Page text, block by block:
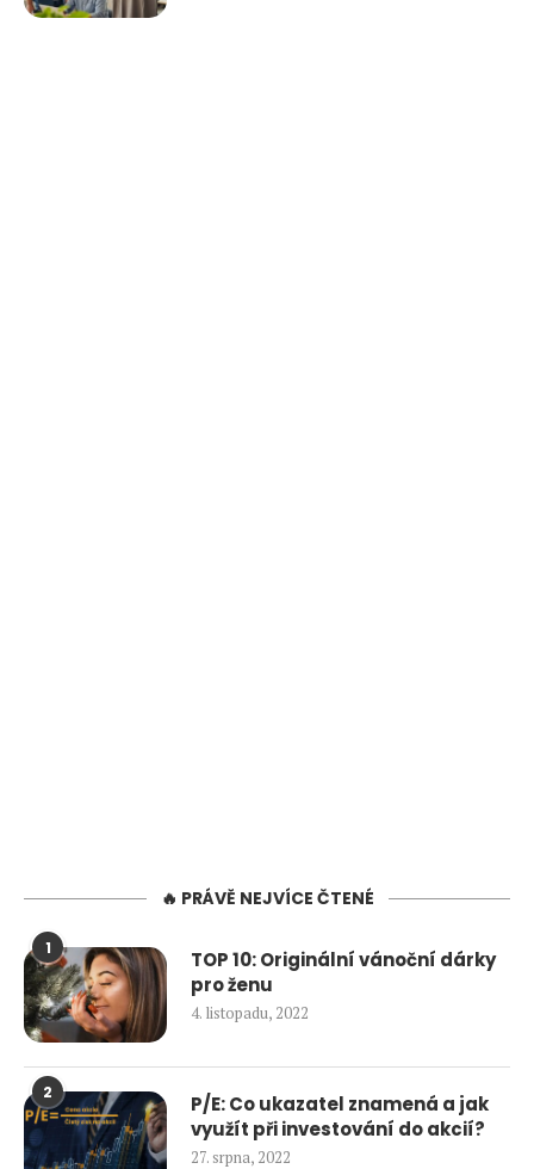
🔥 PRÁVĚ NEJVÍCE ČTENÉ
1
TOP 10: Originální vánoční dárky
pro ženu
4. listopadu, 2022
2
P/E: Co ukazatel znamená a jak
využít při investování do akcií?
27. srpna, 2022